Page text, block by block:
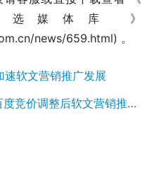
选媒体库 》
news/659.html) 。
软文营销推广发展
价调整后软文营销推广受益